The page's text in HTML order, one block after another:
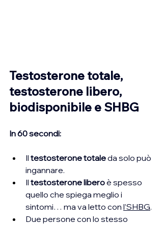
Testosterone totale,
testosterone libero,
biodisponibile e SHBG
In 60 secondi:
Il testosterone totale da solo può
ingannare.
Il testosterone libero è spesso
quello che spiega meglio i
sintomi… ma va letto con l’SHBG.
Due persone con lo stesso